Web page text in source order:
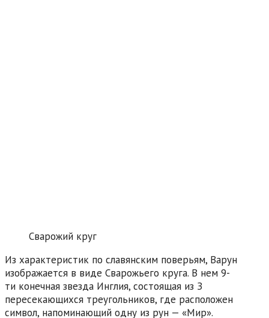
Сварожий круг
Из характеристик по славянским поверьям, Варун
изображается в виде Сварожьего круга. В нем 9-
ти конечная звезда Инглия, состоящая из З
пересекающихся треугольников, где расположен
символ, напоминающий одну из рун — «Мир».